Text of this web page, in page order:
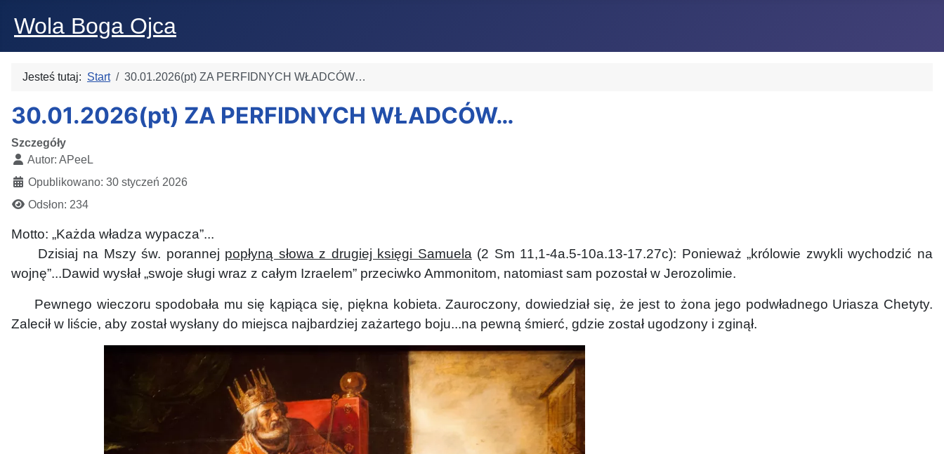
Wola Boga Ojca
Jesteś tutaj: Start 30.01.2026(pt) ZA PERFIDNYCH WŁADCÓW…
30.01.2026(pt) ZA PERFIDNYCH WŁADCÓW…
Szczegóły
Autor: APeeL
Opublikowano: 30 styczeń 2026
Odsłon: 234
Motto: „Każda władza wypacza”...
Dzisiaj na Mszy św. porannej popłyną słowa z drugiej księgi Samuela (2 Sm 11,1-4a.5-10a.13-17.27c): Ponieważ „królowie zwykli wychodzić na
wojnę”...Dawid wysłał „swoje sługi wraz z całym Izraelem” przeciwko Ammonitom, natomiast sam pozostał w Jerozolimie.
Pewnego wieczoru spodobała mu się kąpiąca się, piękna kobieta. Zauroczony, dowiedział się, że jest to żona jego podwładnego Uriasza Chetyty.
Zalecił w liście, aby został wysłany do miejsca najbardziej zażartego boju...na pewną śmierć, gdzie został ugodzony i zginął.